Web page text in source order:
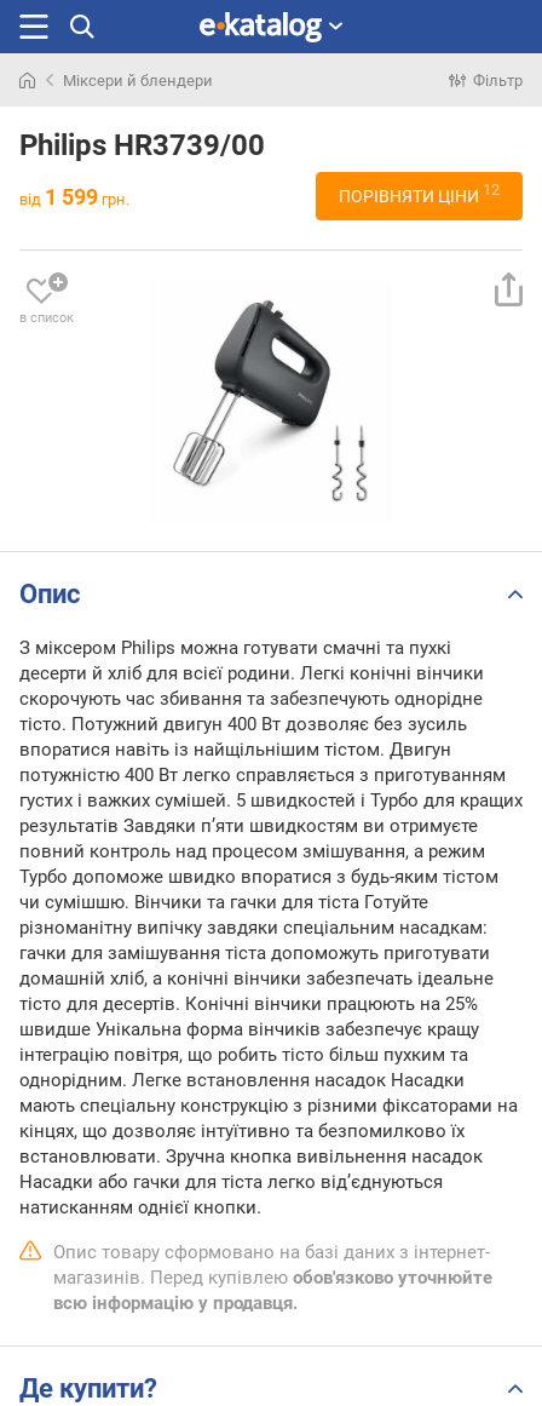
раніше
Міксери й блендери Фільтр
Philips HR3739/00
від 1 599 грн. ПОРІВНЯТИ ЦІНИ 12
в список
Опис
З міксером Philips можна готувати смачні та пухкі
десерти й хліб для всієї родини. Легкі конічні вінчики
скорочують час збивання та забезпечують однорідне
тісто. Потужний двигун 400 Вт дозволяє без зусиль
впоратися навіть із найщільнішим тістом. Двигун
потужністю 400 Вт легко справляється з приготуванням
густих і важких сумішей. 5 швидкостей і Турбо для кращих
результатів Завдяки п’яти швидкостям ви отримуєте
повний контроль над процесом змішування, а режим
Турбо допоможе швидко впоратися з будь-яким тістом
чи сумішшю. Вінчики та гачки для тіста Готуйте
різноманітну випічку завдяки спеціальним насадкам:
гачки для замішування тіста допоможуть приготувати
домашній хліб, а конічні вінчики забезпечать ідеальне
тісто для десертів. Конічні вінчики працюють на 25%
швидше Унікальна форма вінчиків забезпечує кращу
інтеграцію повітря, що робить тісто більш пухким та
однорідним. Легке встановлення насадок Насадки
мають спеціальну конструкцію з різними фіксаторами на
кінцях, що дозволяє інтуїтивно та безпомилково їх
встановлювати. Зручна кнопка вивільнення насадок
Насадки або гачки для тіста легко від’єднуються
натисканням однієї кнопки.
Опис товару сформовано на базі даних з інтернет-
магазинів. Перед купівлею обов'язково уточнюйте
всю інформацію у продавця.
Де купити?